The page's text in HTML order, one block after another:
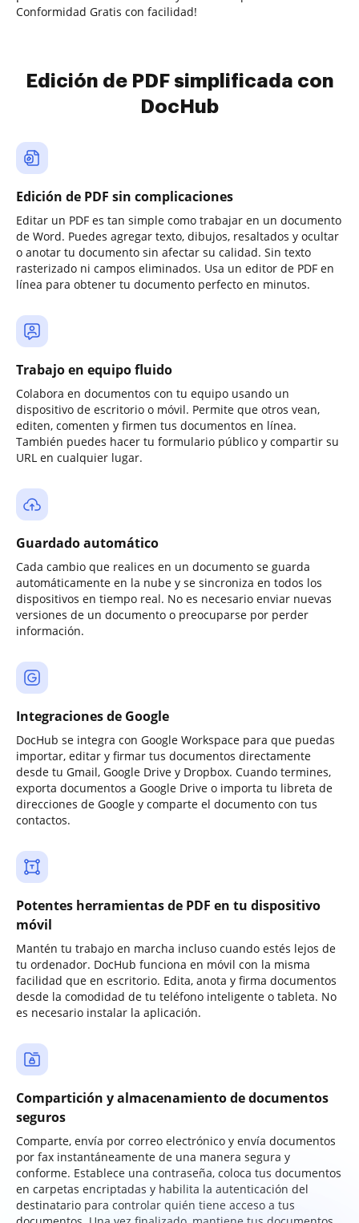
Conformidad Gratis con facilidad!
Edición de PDF simplificada con
DocHub
Edición de PDF sin complicaciones
Editar un PDF es tan simple como trabajar en un documento
de Word. Puedes agregar texto, dibujos, resaltados y ocultar
o anotar tu documento sin afectar su calidad. Sin texto
rasterizado ni campos eliminados. Usa un editor de PDF en
línea para obtener tu documento perfecto en minutos.
Trabajo en equipo fluido
Colabora en documentos con tu equipo usando un
dispositivo de escritorio o móvil. Permite que otros vean,
editen, comenten y firmen tus documentos en línea.
También puedes hacer tu formulario público y compartir su
URL en cualquier lugar.
Guardado automático
Cada cambio que realices en un documento se guarda
automáticamente en la nube y se sincroniza en todos los
dispositivos en tiempo real. No es necesario enviar nuevas
versiones de un documento o preocuparse por perder
información.
Integraciones de Google
DocHub se integra con Google Workspace para que puedas
importar, editar y firmar tus documentos directamente
desde tu Gmail, Google Drive y Dropbox. Cuando termines,
exporta documentos a Google Drive o importa tu libreta de
direcciones de Google y comparte el documento con tus
contactos.
Potentes herramientas de PDF en tu dispositivo
móvil
Mantén tu trabajo en marcha incluso cuando estés lejos de
tu ordenador. DocHub funciona en móvil con la misma
facilidad que en escritorio. Edita, anota y firma documentos
desde la comodidad de tu teléfono inteligente o tableta. No
es necesario instalar la aplicación.
Compartición y almacenamiento de documentos
seguros
Comparte, envía por correo electrónico y envía documentos
por fax instantáneamente de una manera segura y
conforme. Establece una contraseña, coloca tus documentos
en carpetas encriptadas y habilita la autenticación del
destinatario para controlar quién tiene acceso a tus